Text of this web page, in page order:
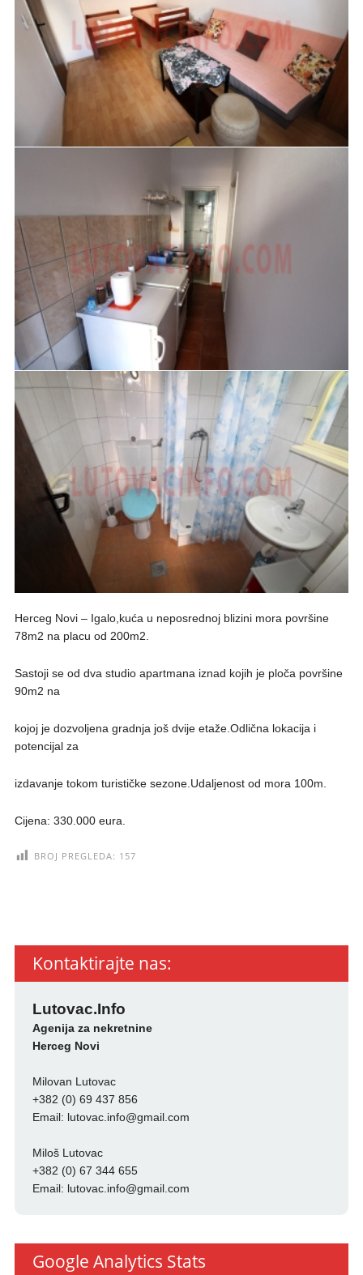
Herceg Novi – Igalo,kuća u neposrednoj blizini mora površine
78m2 na placu od 200m2.
Sastoji se od dva studio apartmana iznad kojih je ploča površine
90m2 na
kojoj je dozvoljena gradnja još dvije etaže.Odlična lokacija i
potencijal za
izdavanje tokom turističke sezone.Udaljenost od mora 100m.
Cijena: 330.000 eura.
BROJ PREGLEDA: 157
Kontaktirajte nas:
Lutovac.Info
Agenija za nekretnine
Herceg Novi
Milovan Lutovac
+382 (0) 69 437 856
Email: lutovac.info@gmail.com
Miloš Lutovac
+382 (0) 67 344 655
Email: lutovac.info@gmail.com
Google Analytics Stats